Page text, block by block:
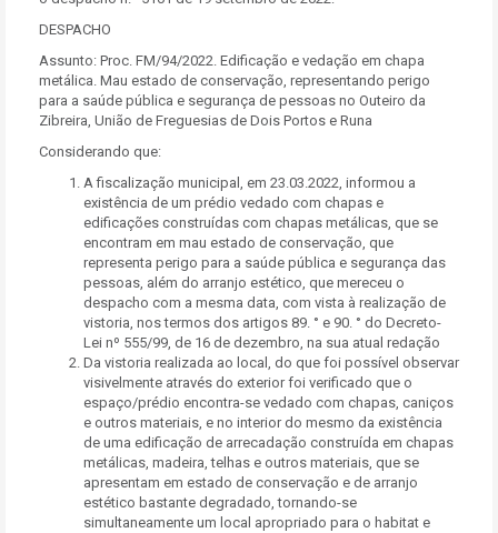
DESPACHO
Assunto: Proc. FM/94/2022. Edificação e vedação em chapa
metálica. Mau estado de conservação, representando perigo
para a saúde pública e segurança de pessoas no Outeiro da
Zibreira, União de Freguesias de Dois Portos e Runa
Considerando que:
A fiscalização municipal, em 23.03.2022, informou a
existência de um prédio vedado com chapas e
edificações construídas com chapas metálicas, que se
encontram em mau estado de conservação, que
representa perigo para a saúde pública e segurança das
pessoas, além do arranjo estético, que mereceu o
despacho com a mesma data, com vista à realização de
vistoria, nos termos dos artigos 89. ° e 90. ° do Decreto-
Lei nº 555/99, de 16 de dezembro, na sua atual redação
Da vistoria realizada ao local, do que foi possível observar
visivelmente através do exterior foi verificado que o
espaço/prédio encontra-se vedado com chapas, caniços
e outros materiais, e no interior do mesmo da existência
de uma edificação de arrecadação construída em chapas
metálicas, madeira, telhas e outros materiais, que se
apresentam em estado de conservação e de arranjo
estético bastante degradado, tornando-se
simultaneamente um local apropriado para o habitat e